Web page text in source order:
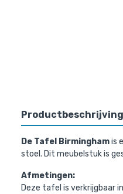
Productbeschrijving
De Tafel Birminghamis
stoel. Dit meubelstuk is
Afmetingen:
Deze tafel is verkrijgbaar